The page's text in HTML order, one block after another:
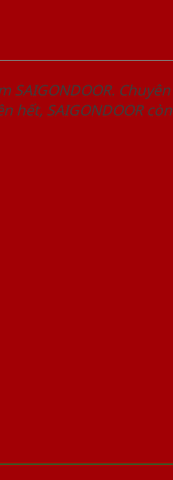
Chuyên
SAIGONDOOR còn